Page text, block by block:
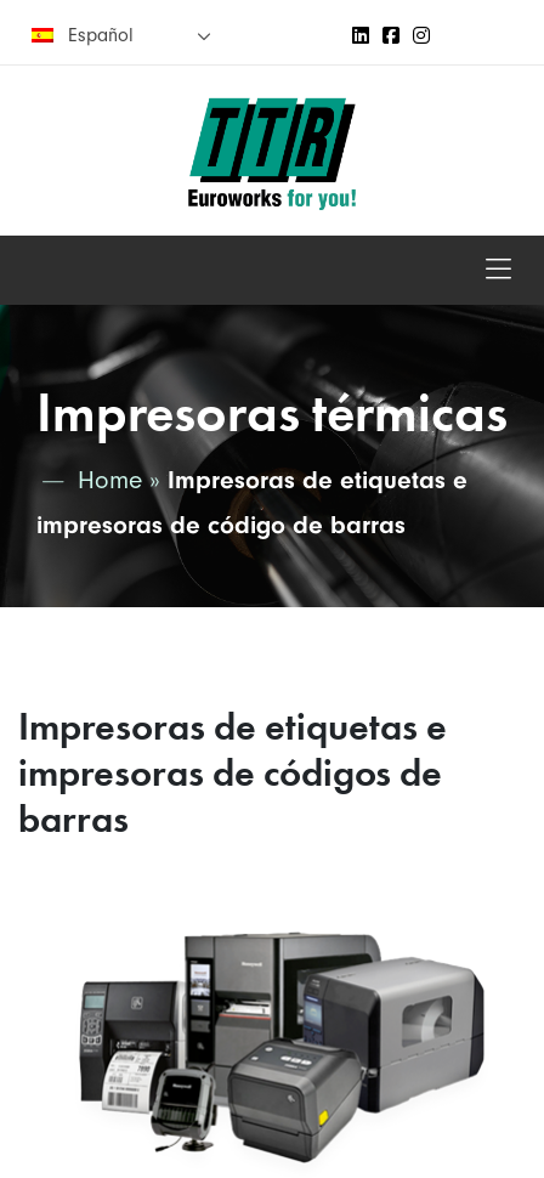
Español
Impresoras térmicas
Home» Impresoras de etiquetas e
impresoras de código de barras
Impresoras de etiquetas e
impresoras de códigos de
barras